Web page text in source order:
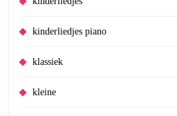
kinderliedjes piano
klassiek
kleine